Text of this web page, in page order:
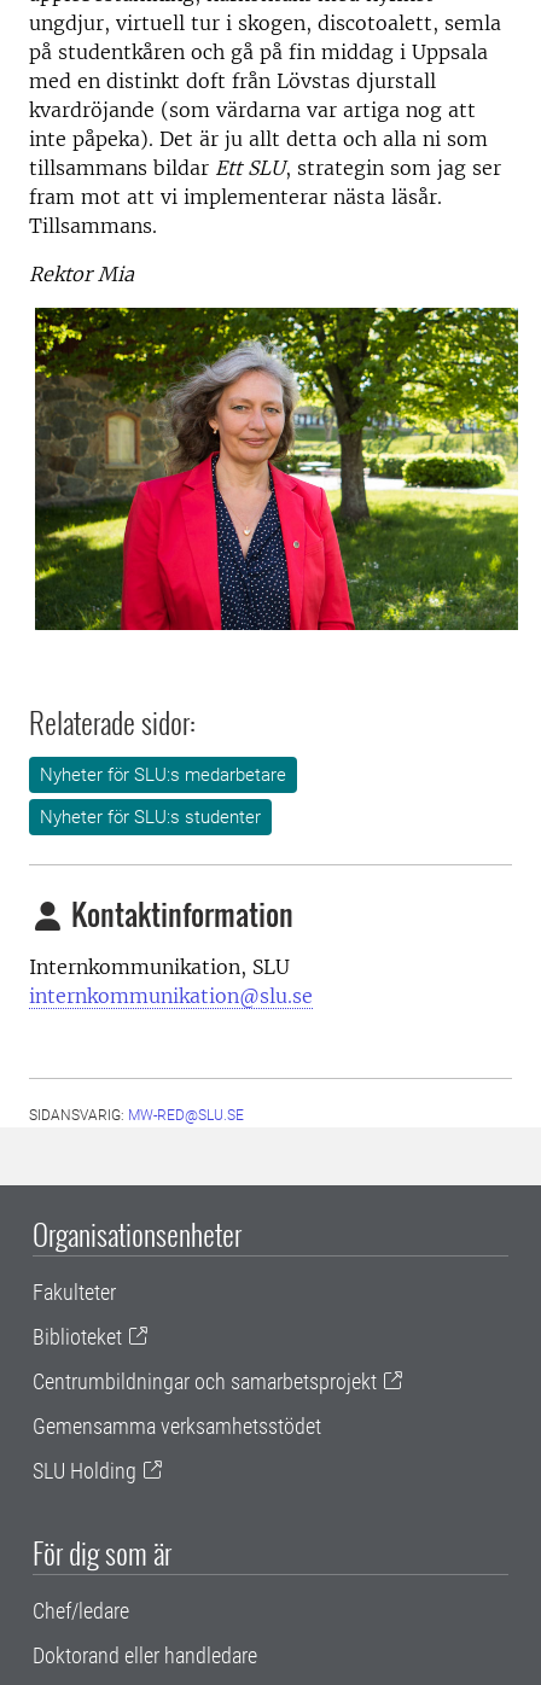
ungdjur, virtuell tur i skogen, discotoalett, semla
på studentkåren och gå på fin middag i Uppsala
med en distinkt doft från Lövstas djurstall
kvardröjande (som värdarna var artiga nog att
inte påpeka). Det är ju allt detta och alla ni som
tillsammans bildar Ett SLU, strategin som jag ser
fram mot att vi implementerar nästa läsår.
Tillsammans.
Rektor Mia
Relaterade sidor:
Nyheter för SLU:s medarbetare
Nyheter för SLU:s studenter
Kontaktinformation
Internkommunikation, SLU
internkommunikation@slu.se
SIDANSVARIG: MW-RED@SLU.SE
Organisationsenheter
Fakulteter
Biblioteket
Centrumbildningar och samarbetsprojekt
Gemensamma verksamhetsstödet
SLU Holding
För dig som är
Chef/ledare
Doktorand eller handledare